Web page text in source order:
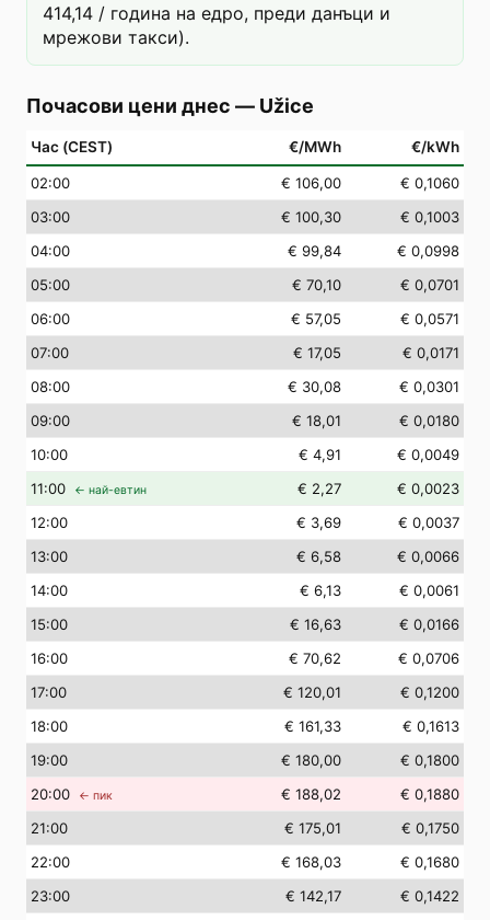
414,14 / година на едро, преди данъци и
мрежови такси).
Почасови цени днес — Užice
Час (CEST) €/MWh €/kWh
02:00 € 106,00
€ 0,1060
03:00 € 100,30
€ 0,1003
04:00 € 99,84
€ 0,0998
05:00 € 70,10
€ 0,0701
06:00 € 57,05
€ 0,0571
07:00 € 17,05
€ 0,0171
08:00 € 30,08
€ 0,0301
09:00 € 18,01
€ 0,0180
10:00 € 4,91
€ 0,0049
11:00 ← най-евтин € 2,27
€ 0,0023
12:00 € 3,69
€ 0,0037
13:00 € 6,58
€ 0,0066
14:00 € 6,13
€ 0,0061
15:00 € 16,63
€ 0,0166
16:00 € 70,62
€ 0,0706
17:00 € 120,01
€ 0,1200
18:00 € 161,33
€ 0,1613
19:00 € 180,00
€ 0,1800
20:00 ← пик € 188,02
€ 0,1880
21:00 € 175,01
€ 0,1750
22:00 € 168,03
€ 0,1680
23:00 € 142,17
€ 0,1422